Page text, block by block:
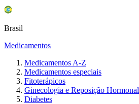
Brasil
Medicamentos
Medicamentos A-Z
Medicamentos especiais
Fitoterápicos
Ginecologia e Reposição Hormonal
Diabetes